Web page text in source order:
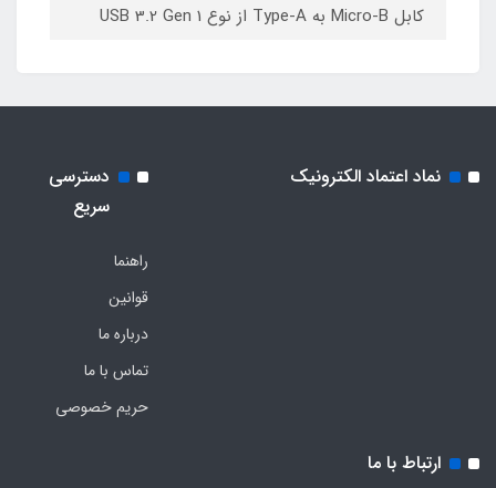
کابل Micro-B به Type-A از نوع USB 3.2 Gen 1
نماد اعتماد الکترونیک
دسترسی
سریع
راهنما
قوانین
درباره ما
تماس با ما
حریم خصوصی
ارتباط با ما